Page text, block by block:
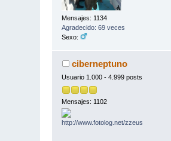
Mensajes: 1134
Agradecido: 69 veces
Sexo:
ciberneptuno
Usuario 1.000 - 4.999 posts
Mensajes: 1102